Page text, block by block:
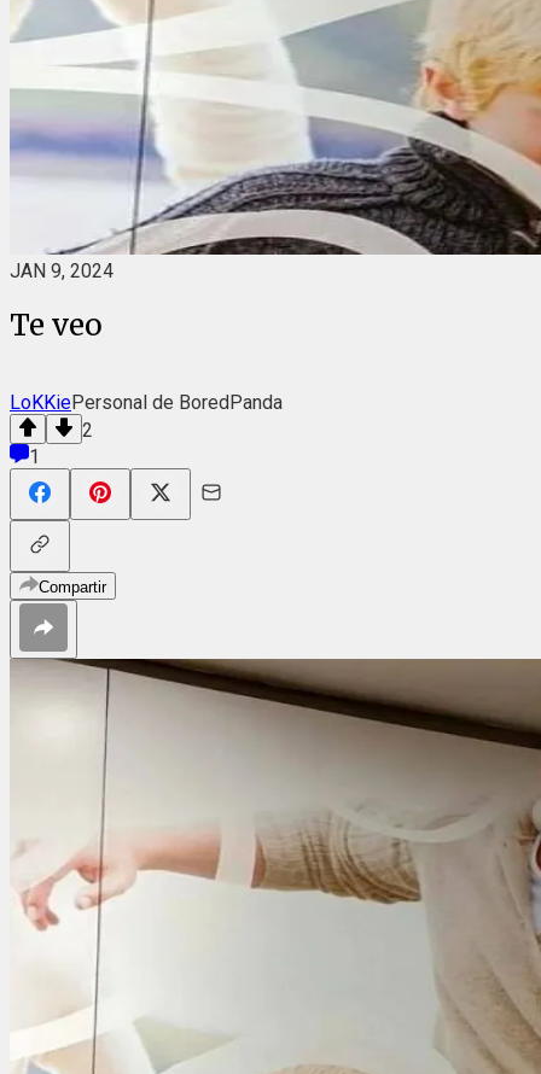
JAN 9, 2024
Te veo
LoKKiePersonal de BoredPanda
2
1
Compartir